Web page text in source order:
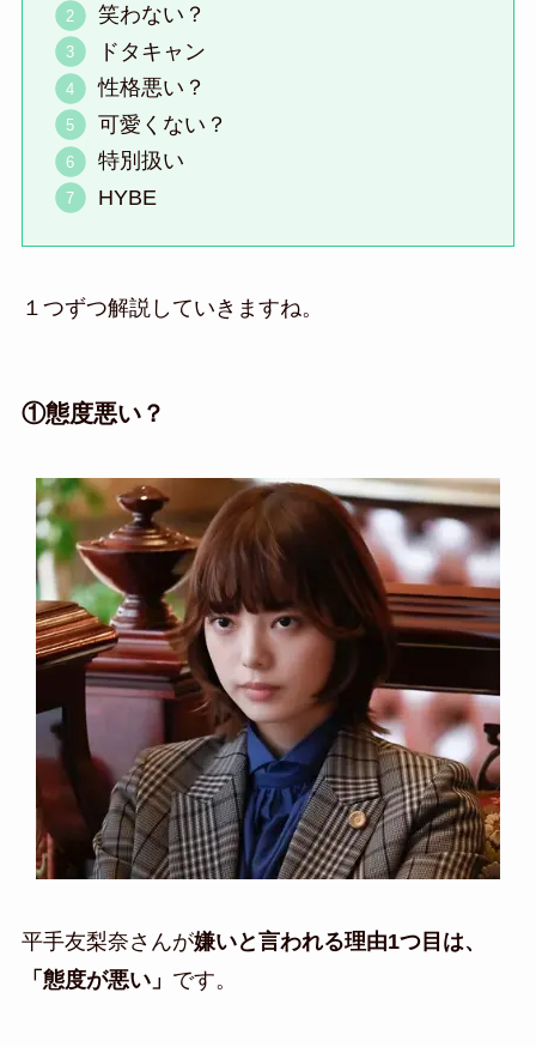
笑わない？
ドタキャン
性格悪い？
可愛くない？
特別扱い
HYBE
１つずつ解説していきますね。
①態度悪い？
平手友梨奈さんが嫌いと言われる理由1つ目は、
「態度が悪い」 です。